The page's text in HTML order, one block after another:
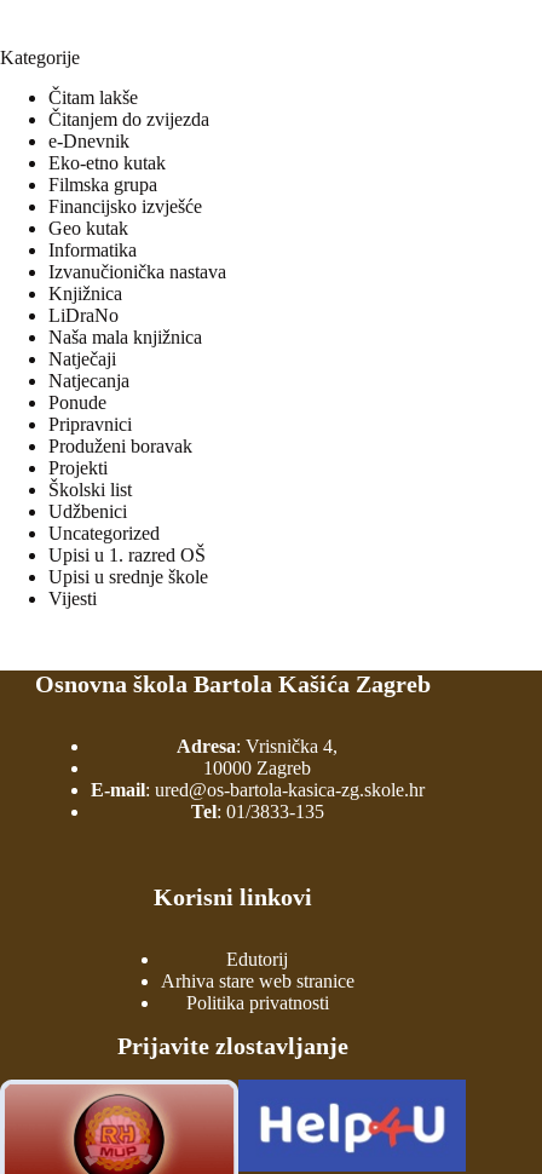
Kategorije
Čitam lakše
Čitanjem do zvijezda
e-Dnevnik
Eko-etno kutak
Filmska grupa
Financijsko izvješće
Geo kutak
Informatika
Izvanučionička nastava
Knjižnica
LiDraNo
Naša mala knjižnica
Natječaji
Natjecanja
Ponude
Pripravnici
Produženi boravak
Projekti
Školski list
Udžbenici
Uncategorized
Upisi u 1. razred OŠ
Upisi u srednje škole
Vijesti
Osnovna škola Bartola Kašića Zagreb
Adresa: Vrisnička 4,
10000 Zagreb
E-mail: ured@os-bartola-kasica-zg.skole.hr
Tel: 01/3833-135
Korisni linkovi
Edutorij
Arhiva stare web stranice
Politika privatnosti
Prijavite zlostavljanje